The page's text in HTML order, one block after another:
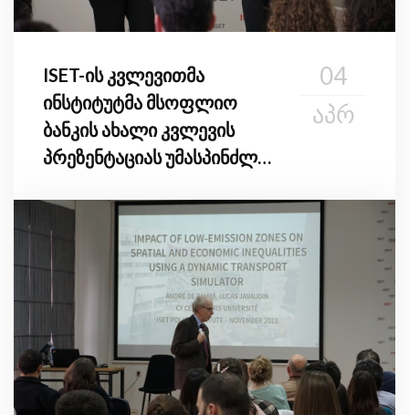
ISET-ის კვლევითმა
ინსტიტუტმა მსოფლიო
ბანკის ახალი კვლევის
პრეზენტაციას უმასპინძლა
დაბინძურების
განაწილებით შედეგებზე
თბილისში
04
ᲐᲞᲠ